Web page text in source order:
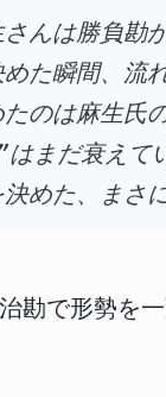
さんは勝負勘
めた瞬間、流
たのは麻生氏
はまだ衰えて
決めた、まさ
勘で形勢を